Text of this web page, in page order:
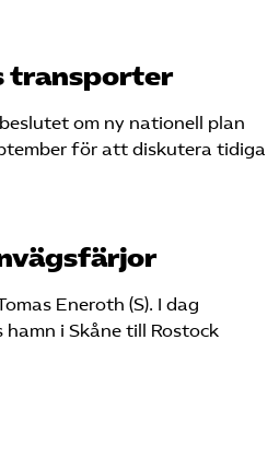
transporter
om ny nationell plan
för att diskutera tidiga
Eneroth (S). I dag
i Skåne till Rostock